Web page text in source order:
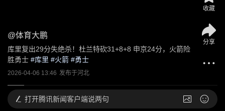
@体育大鹏
库里复出29分失绝杀！杜兰特砍31+8+8 申京24分，火箭险
胜勇士 #库里 #火箭 #勇士
2026-04-06 13:46 发布于河北
收藏
分享
打开腾讯新闻客户端说两句